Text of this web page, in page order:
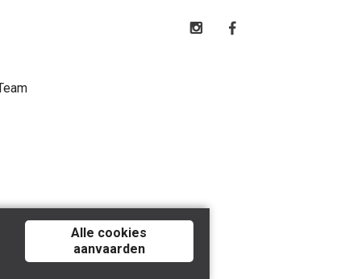
Alle cookies
aanvaarden